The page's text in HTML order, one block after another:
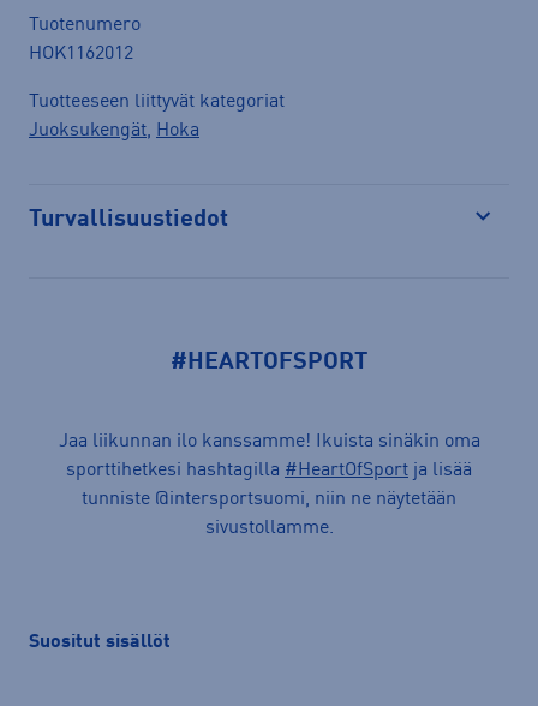
Tuotenumero
HOK1162012
Tuotteeseen liittyvät kategoriat
Juoksukengät, Hoka
Turvallisuustiedot
#HEARTOFSPORT
Jaa liikunnan ilo kanssamme! Ikuista sinäkin oma
sporttihetkesi hashtagilla #HeartOfSport ja lisää
tunniste @intersportsuomi, niin ne näytetään
sivustollamme.
Suositut sisällöt